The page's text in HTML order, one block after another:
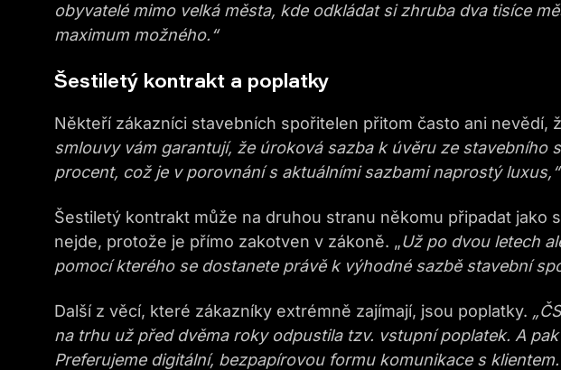
obyvatelé mimo velká města, kde odkládat si zhruba dva tisíce
maximum možného.“
Šestiletý kontrakt a poplatky
Někteří zákazníci stavebních spořitelen přitom často ani nevědí,
smlouvy vám garantují, že úroková sazba k úvěru ze stavebního
procent, což je v porovnání s aktuálními sazbaminaprostý luxus,“
Šestiletý kontrakt může na druhou stranu někomu připadat jako
nejde, protože je přímo zakotven v zákoně. „Už po dvou letech
pomocí kterého se dostanete právě k výhodné sazbě stavební
Další z věcí, které zákazníky extrémně zajímají, jsou poplatky. „
na trhuuž před dvěma rokyodpustila tzv. vstupní poplatek. A pak
Preferujeme digitální, bezpapírovou formu komunikace s